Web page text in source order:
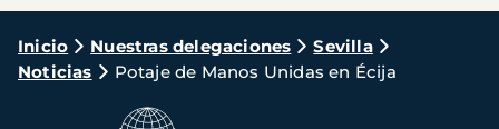
Ruta
de
navegación
Inicio Nuestras delegaciones
Sevilla
Noticias
Potaje de Manos Unidas en Écija